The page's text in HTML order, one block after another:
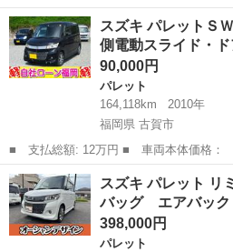
名： スズキ ■ 車種名： パレットＳ
ッドＩＩ ナビ フルセグ 両側電動ス
ー ＥＴＣ ルーム...
大分 大分市 パレット
スズキ パレットＳ
側電動スライド・
90,000円
パレット
164,118km
2010年
福岡県 古賀市
■ 支払総額: 12万円 ■ 車両本体価格： 90,000 円 ■ メーカー
名： スズキ ■ 車種名： パレットＳ
／ナビ／ＴＶ／片側電動スライド・ドア
ートキー／プッシュ...
福岡 古賀市 パレット
スズキ パレット
バッグ エアバッ
398,000円
パレット